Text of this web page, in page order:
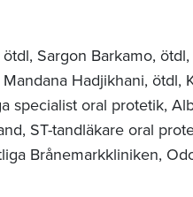
Sargon Barkamo,
Hadjikhani, ötdl,
specialist oral protetik,
ST-tandläkare oral
Brånemarkkliniken,